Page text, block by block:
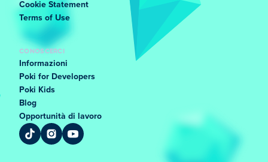
Cookie Statement
Terms of Use
CONOSCERCI
Informazioni
Poki for Developers
Poki Kids
Blog
Opportunità di lavoro